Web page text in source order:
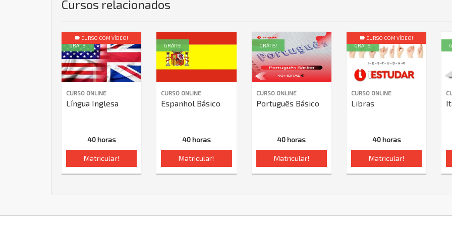
Cursos relacionados
CURSO ONLINE
Língua Inglesa
40 horas
Matricular!
GRÁTIS!
CURSO COM VÍDEO!
CURSO ONLINE
Espanhol Básico
40 horas
Matricular!
GRÁTIS!
CURSO ONLINE
Português Básico
40 horas
Matricular!
GRÁTIS!
CURSO ONLINE
Libras
40 horas
Matricular!
GRÁTIS!
CURSO COM VÍDEO!